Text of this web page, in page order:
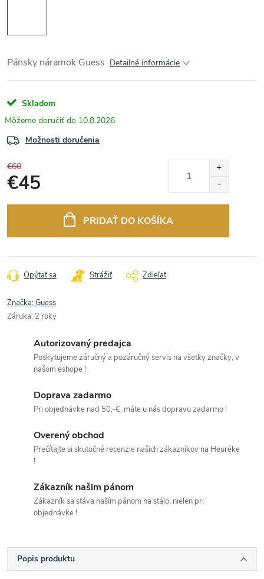
Pánsky náramok Guess Detailné informácie
Skladom
10.8.2026
Možnosti doručenia
€60
€45
PRIDAŤ DO KOŠÍKA
Opýtať sa Strážiť Zdieľať
Značka:Guess
Záruka: 2 roky
Autorizovaný predajca
Poskytujeme záručný a pozáručný servis na všetky značky, v
našom eshope !
Doprava zadarmo
Pri objednávke nad 50,-€, máte u nás dopravu zadarmo !
Overený obchod
Prečítajte si skutočné recenzie našich zákazníkov na Heuréke
!
Zákazník našim pánom
Zákazník sa stáva naším pánom na stálo, nielen pri
objednávke !
Popis produktu